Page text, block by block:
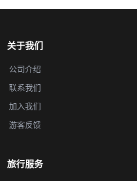
关于我们
公司介绍
联系我们
加入我们
游客反馈
旅行服务